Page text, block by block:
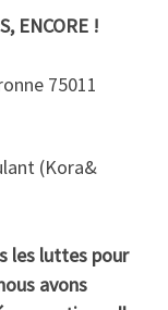
ENCORE !
75011
(Kora&
les luttes pour
avons